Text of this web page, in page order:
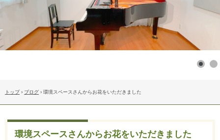
トップ › ブログ › 環境スペースさんからお花をいただきました
環境スペースさんからお花をいただきました